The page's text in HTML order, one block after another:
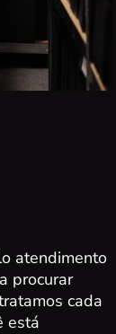
atendimento
procurar
cada
está